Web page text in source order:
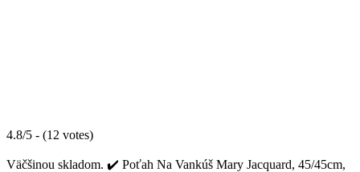
4.8/5 - (12 votes)
Väčšinou skladom. ✔️ Poťah Na Vankúš Mary Jacquard, 45/45cm,